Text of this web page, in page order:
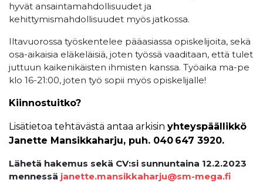
hyvät ansaintamahdollisuudet ja
kehittymismahdollisuudet myös jatkossa.
Iltavuorossa työskentelee pääasiassa opiskelijoita, sekä
osa-aikaisia eläkeläisiä, joten työssä vaaditaan, että tulet
juttuun kaikenikäisten ihmisten kanssa. Työaika ma-pe
klo 16-21:00, joten työ sopii myös opiskelijalle!
Kiinnostuitko?
Lisätietoa tehtävästä antaa arkisin yhteyspäällikkö
Janette Mansikkaharju, puh. 040 647 3920.
Lähetä hakemus sekä CV:si sunnuntaina 12.2.2023
mennessä janette.mansikkaharju@sm-mega.fi